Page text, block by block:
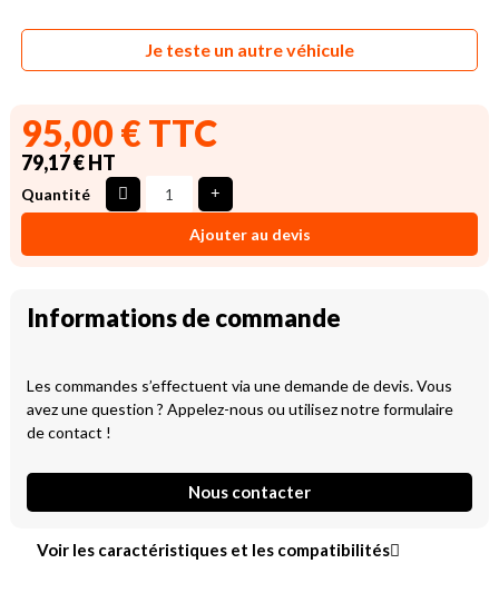
Je teste un autre véhicule
95,00 € TTC
79,17 € HT
Quantité
Ajouter au devis
Informations de commande
Les commandes s’effectuent via une demande de devis. Vous
avez une question ? Appelez-nous ou utilisez notre formulaire
de contact !
Nous contacter
Voir les caractéristiques et les compatibilités